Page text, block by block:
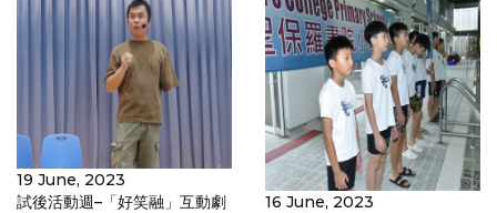
19 June, 2023
試後活動週–「好笑融」互動劇
16 June, 2023